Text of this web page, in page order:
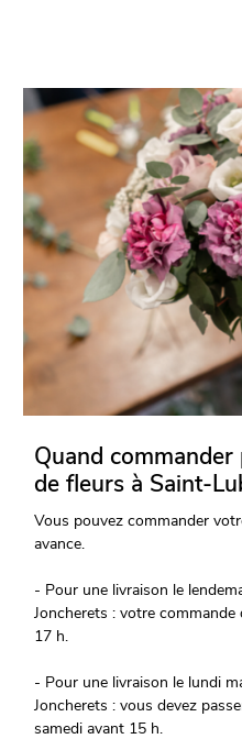
Quand
de fleurs à Saint-
Vous pouvez commander
avance.
- Pour une livraison le
Joncherets : votre
17 h.
- Pour une livraison le lundi
Joncherets : vous devez
samedi avant 15 h.